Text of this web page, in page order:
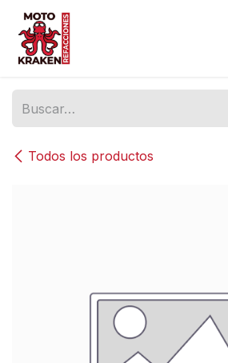
Ir al contenido
Todos los productos